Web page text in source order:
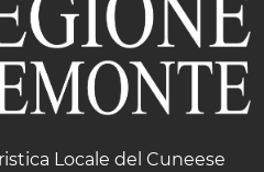
Locale del Cuneese